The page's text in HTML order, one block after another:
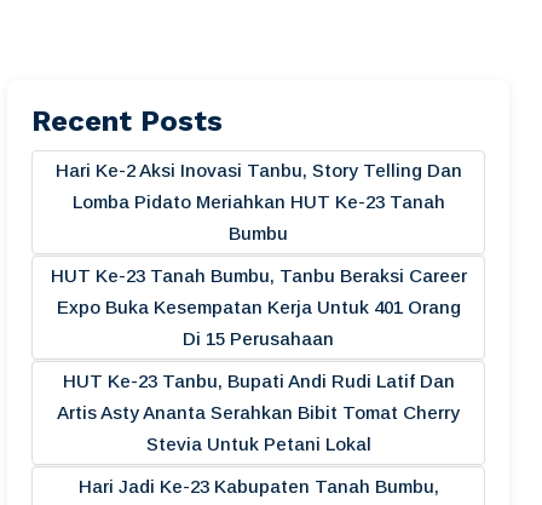
Recent Posts
Hari Ke-2 Aksi Inovasi Tanbu, Story Telling Dan
Lomba Pidato Meriahkan HUT Ke-23 Tanah
Bumbu
HUT Ke-23 Tanah Bumbu, Tanbu Beraksi Career
Expo Buka Kesempatan Kerja Untuk 401 Orang
Di 15 Perusahaan
HUT Ke-23 Tanbu, Bupati Andi Rudi Latif Dan
Artis Asty Ananta Serahkan Bibit Tomat Cherry
Stevia Untuk Petani Lokal
Hari Jadi Ke-23 Kabupaten Tanah Bumbu,